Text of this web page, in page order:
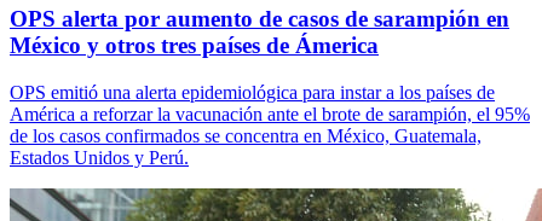
OPS alerta por aumento de casos de sarampión en
México y otros tres países de Ámerica
OPS emitió una alerta epidemiológica para instar a los países de
América a reforzar la vacunación ante el brote de sarampión, el 95%
de los casos confirmados se concentra en México, Guatemala,
Estados Unidos y Perú.